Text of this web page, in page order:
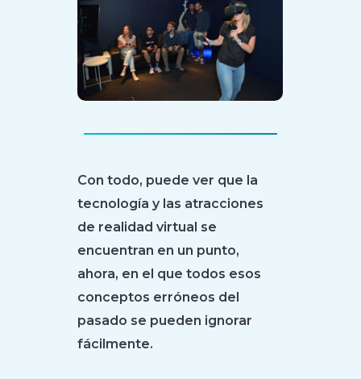
Con todo, puede ver que la
tecnología y las atracciones
de realidad virtual se
encuentran en un punto,
ahora, en el que todos esos
conceptos erróneos del
pasado se pueden ignorar
fácilmente.